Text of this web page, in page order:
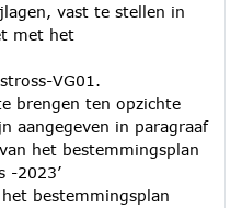
vast te stellen in
met het
VG01.
brengen ten opzichte
aangegeven in paragraaf
het bestemmingsplan
-2023’
bestemmingsplan